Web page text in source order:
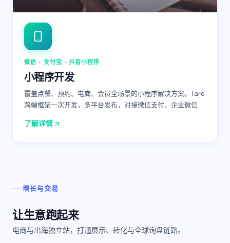
微信 · 支付宝 · 抖音小程序
小程序开发
覆盖点餐、预约、电商、会员全场景的小程序解决方案。Taro
跨端框架一次开发，多平台发布，对接微信支付、企业微信、
了解详情
增长与交易
让生意跑起来
电商与出海独立站，打通展示、转化与全球询盘链路。